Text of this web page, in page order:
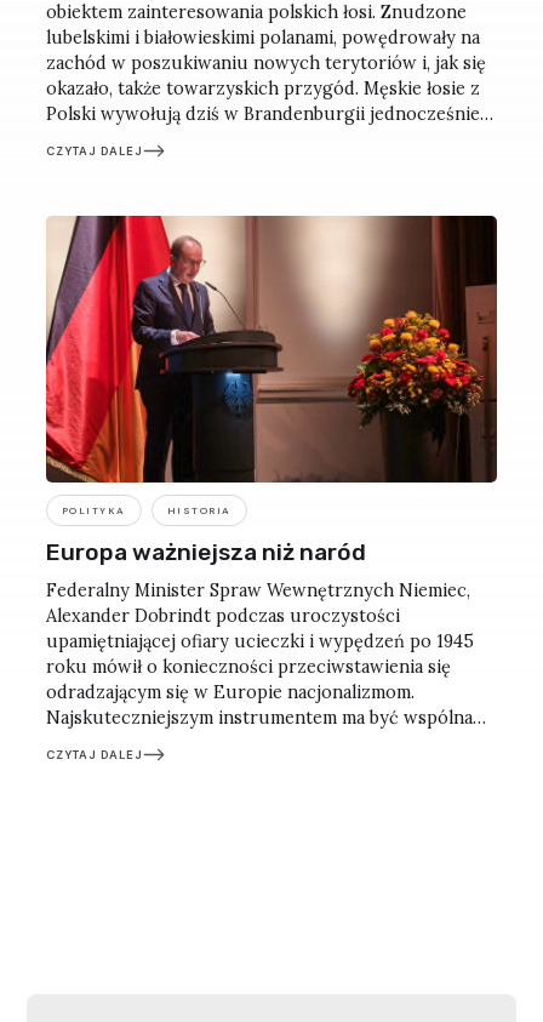
obiektem zainteresowania polskich łosi. Znudzone
lubelskimi i białowieskimi polanami, powędrowały na
zachód w poszukiwaniu nowych terytoriów i, jak się
okazało, także towarzyskich przygód. Męskie łosie z
Polski wywołują dziś w Brandenburgii jednocześnie
rozbawienie, przerażenie i bezradność. Tym bardziej
że tych zwierząt nie widziano tu od niemal 200 lat.
CZYTAJ DALEJ
POLITYKA HISTORIA
Europa ważniejsza niż naród
Federalny Minister Spraw Wewnętrznych Niemiec,
Alexander Dobrindt podczas uroczystości
upamiętniającej ofiary ucieczki i wypędzeń po 1945
roku mówił o konieczności przeciwstawienia się
odradzającym się w Europie nacjonalizmom.
Najskuteczniejszym instrumentem ma być wspólna
europejska tożsamość, silniejsza niż narodowe
egoizmy. Refleksje po berlińskim spotkaniu.
CZYTAJ DALEJ